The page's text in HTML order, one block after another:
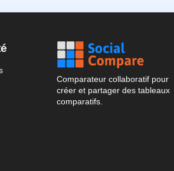
Comparateur collaboratif pour
créer et partager des tableaux
comparatifs.